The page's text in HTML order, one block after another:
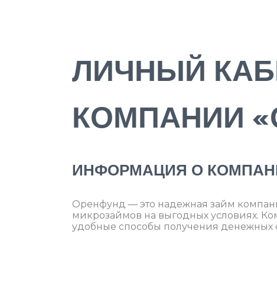
ЛИЧНЫЙ
КОМПАНИИ
ИНФОРМАЦИЯ О
Оренфунд — это надежная займ
микрозаймов на выгодных условиях.
удобные способы получения денежных